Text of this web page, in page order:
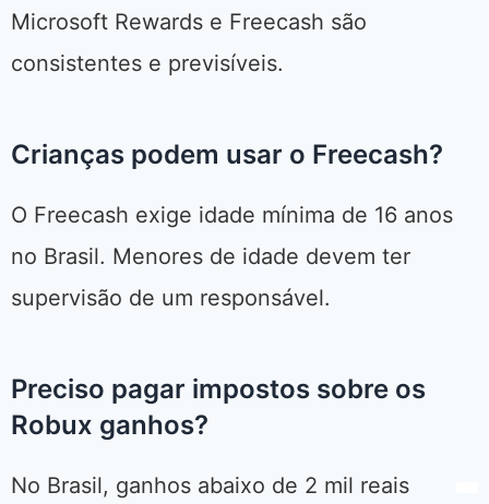
Microsoft Rewards e Freecash são
consistentes e previsíveis.
Crianças podem usar o Freecash?
O Freecash exige idade mínima de 16 anos
no Brasil. Menores de idade devem ter
supervisão de um responsável.
Preciso pagar impostos sobre os
Robux ganhos?
No Brasil, ganhos abaixo de 2 mil reais